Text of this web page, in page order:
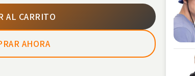
AL CARRITO
AHORA